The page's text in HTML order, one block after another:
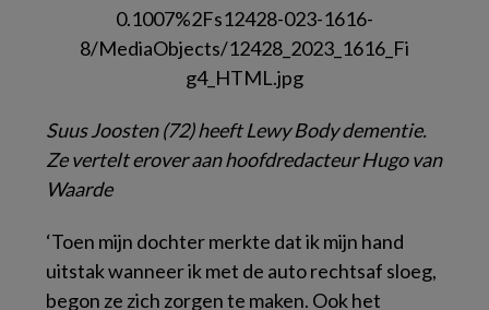
Suus Joosten (72) heeft Lewy Body dementie.
Ze vertelt erover aan hoofdredacteur Hugo van
Waarde
‘Toen mijn dochter merkte dat ik mijn hand
uitstak wanneer ik met de auto rechtsaf sloeg,
begon ze zich zorgen te maken. Ook het